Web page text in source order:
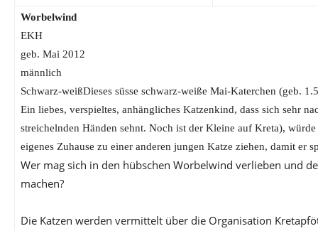
Worbelwind
EKH
geb. Mai 2012
männlich
Schwarz-weißDieses süsse schwarz-weiße Mai-Katerchen (geb.
Ein liebes, verspieltes, anhängliches Katzenkind, dass sich sehr
streichelnden Händen sehnt. Noch ist der Kleine auf Kreta),
eigenes Zuhause zu einer anderen jungen Katze ziehen, damit er
Wer mag sich in den hübschen Worbelwind verlieben und
machen?
Die Katzen werden vermittelt über die Organisation